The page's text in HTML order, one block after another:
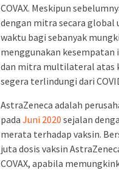
COVAX. Meskipun
dengan mitra secara global
waktu bagi sebanyak
menggunakan kesempatan
dan mitra multilateral atas
segera terlindungi dari
AstraZeneca adalah
pada Juni 2020 sejalan
merata terhadap vaksin.
juta dosis vaksin
COVAX, apabila